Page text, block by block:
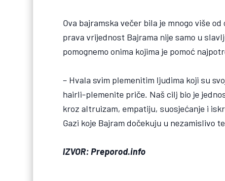
Ova bajramska večer bila je mnogo više
prava vrijednost Bajrama nije samo u
pomognemo onima kojima je pomoć
– Hvala svim plemenitim ljudima koji su
hairli-plemenite priče. Naš cilj bio je
kroz altruizam, empatiju, suosjećanje i
Gazi koje Bajram dočekuju u nezamislivo
IZVOR: Preporod.info